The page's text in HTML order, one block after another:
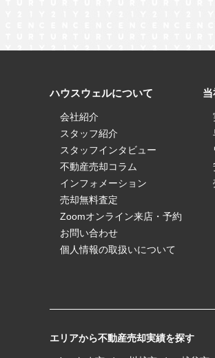
ハウスウェルについて
会社紹介
スタッフ紹介
スタッフインタビュー
不動産売却コラム
インフォメーション
売却無料査定
Zoomオンライン来店・予約
お問い合わせ
個人情報の取扱いについて
エリアから不動産売却実績を探す